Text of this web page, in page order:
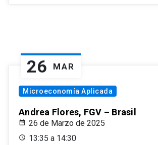
26 MAR
Microeconomía Aplicada
Andrea Flores, FGV – Brasil
26 de Marzo de 2025
13:35 a 14:30